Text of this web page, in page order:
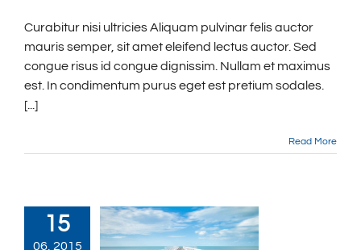
Curabitur nisi ultricies Aliquam pulvinar felis auctor
mauris semper, sit amet eleifend lectus auctor. Sed
congue risus id congue dignissim. Nullam et maximus
est. In condimentum purus eget est pretium sodales.
[...]
Read More
15
06, 2015